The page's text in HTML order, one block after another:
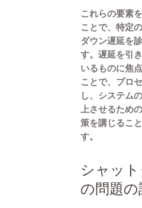
これらの要素
ことで、特定
ダウン遅延を
す。遅延を引
いるものに焦
ことで、プロ
し、システム
上させるため
策を講じるこ
す。
シャッ
の問題